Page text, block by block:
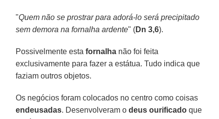
"Quem não se prostrar para adorá-lo será precipitado
sem demora na fornalha ardente" (Dn 3,6).
Possivelmente estafornalha não foi feita
exclusivamente para fazer a estátua. Tudo indica que
faziam outros objetos.
Os negócios foram colocados no centro como coisas
endeusadas. Desenvolveram odeus ourificado que